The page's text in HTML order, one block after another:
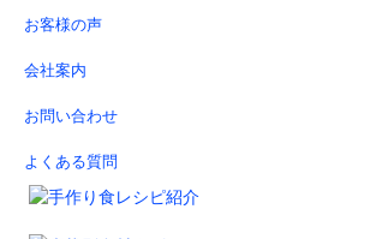
お客様の声
会社案内
お問い合わせ
よくある質問